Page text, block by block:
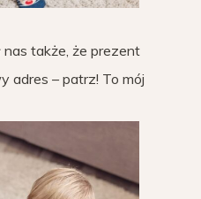
nas także, że prezent
adres – patrz! To mój